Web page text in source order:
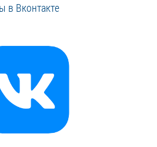
в Вконтакте